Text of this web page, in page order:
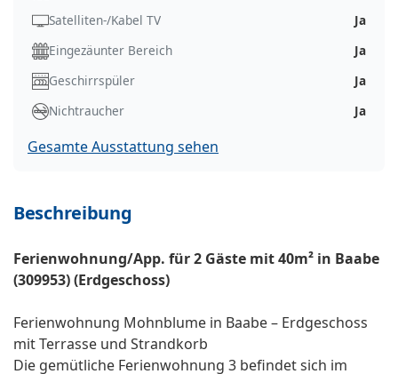
Satelliten-/Kabel TV
Ja
Eingezäunter Bereich
Ja
Geschirrspüler
Ja
Nichtraucher
Ja
Gesamte Ausstattung sehen
Beschreibung
Ferienwohnung/App. für 2 Gäste mit 40m² in Baabe
(309953) (Erdgeschoss)
Ferienwohnung Mohnblume in Baabe – Erdgeschoss
mit Terrasse und Strandkorb
Die gemütliche Ferienwohnung 3 befindet sich im